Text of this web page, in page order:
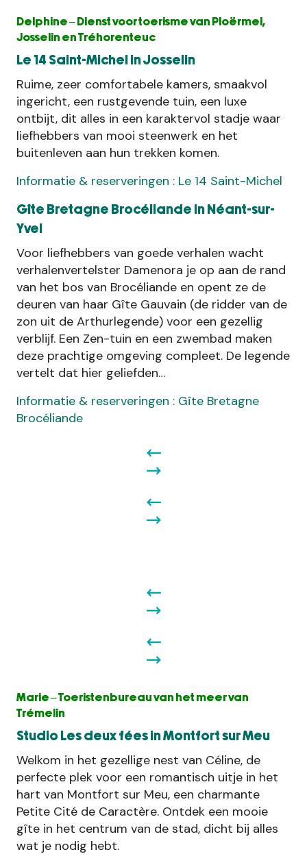
Delphine – Dienst voor toerisme van Ploërmel,
Josselin en Tréhorenteuc
Le 14 Saint-Michel in Josselin
Ruime, zeer comfortabele kamers, smaakvol
ingericht, een rustgevende tuin, een luxe
ontbijt, dit alles in een karaktervol stadje waar
liefhebbers van mooi steenwerk en het
buitenleven aan hun trekken komen.
Informatie & reserveringen : Le 14 Saint-Michel
Gîte Bretagne Brocéliande in Néant-sur-
Yvel
Voor liefhebbers van goede verhalen wacht
verhalenvertelster Damenora je op aan de rand
van het bos van Brocéliande en opent ze de
deuren van haar Gîte Gauvain (de ridder van de
zon uit de Arthurlegende) voor een gezellig
verblijf. Een Zen-tuin en een zwembad maken
deze prachtige omgeving compleet. De legende
vertelt dat hier geliefden…
Informatie & reserveringen : Gîte Bretagne
Brocéliande
Marie – Toeristenbureau van het meer van
Trémelin
Studio Les deux fées in Montfort sur Meu
Welkom in het gezellige nest van Céline, de
perfecte plek voor een romantisch uitje in het
hart van Montfort sur Meu, een charmante
Petite Cité de Caractère. Ontdek een mooie
gîte in het centrum van de stad, dicht bij alles
wat je nodig hebt.